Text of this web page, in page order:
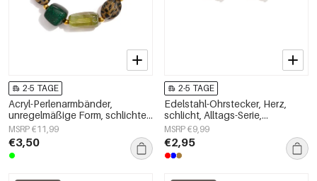
2-5 TAGE
Acryl-Perlenarmbänder,
unregelmäßige Form, schlichte
Alltagsserie, Damenschmuck
MSRP €11,99
€3,50
2-5 TAGE
Edelstahl-Ohrstecker, Herz,
schlicht, Alltags-Serie,
Damenschmuck
MSRP €9,99
€2,95